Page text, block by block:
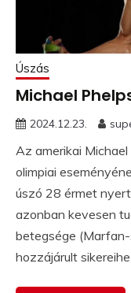
Úszás
Michael
2024.12.23.
Az amerikai
olimpiai
úszó 28 érmet
azonban kevesen
betegsége
hozzájárult